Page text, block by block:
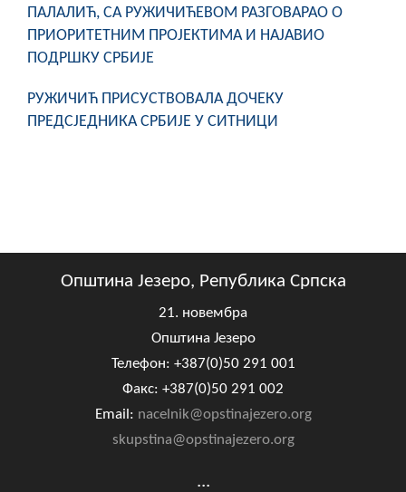
ПАЛАЛИЋ, СА РУЖИЧИЋЕВОМ РАЗГОВАРАО О
ПРИОРИТЕТНИМ ПРОЈЕКТИМА И НАЈАВИО
ПОДРШКУ СРБИЈЕ
РУЖИЧИЋ ПРИСУСТВОВАЛА ДОЧЕКУ
ПРЕДСЈЕДНИКА СРБИЈЕ У СИТНИЦИ
Општина Језеро, Република Српска
21. новембра
Општина Језеро
Телефон: +387(0)50 291 001
Факс: +387(0)50 291 002
Email: nacelnik@opstinajezero.org
skupstina@opstinajezero.org
...